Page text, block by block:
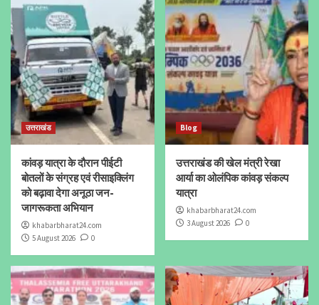
उत्तराखंड
कांवड़ यात्रा के दौरान पीईटी
बोतलों के संग्रह एवं रीसाइक्लिंग
को बढ़ावा देगा अनूठा जन-
जागरूकता अभियान
khabarbharat24.com
5 August 2026
0
Blog
उत्तराखंड की खेल मंत्री रेखा
आर्या का ओलंपिक कांवड़ संकल्प
यात्रा
khabarbharat24.com
3 August 2026
0